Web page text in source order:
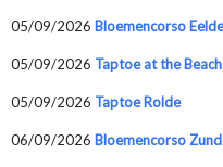
05/09/2026 Bloemencorso Eelde
05/09/2026 Taptoe at the Beach
05/09/2026 Taptoe Rolde
06/09/2026 Bloemencorso